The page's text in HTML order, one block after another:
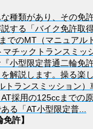
種類があり、その免
する「バイク免許取
でのMT（マニュアル
マチックトランスミッ
小型限定普通二輪免
解説します。操る楽
トランスミッション）
採用の125ccまでの
る「AT小型限定普...
許】